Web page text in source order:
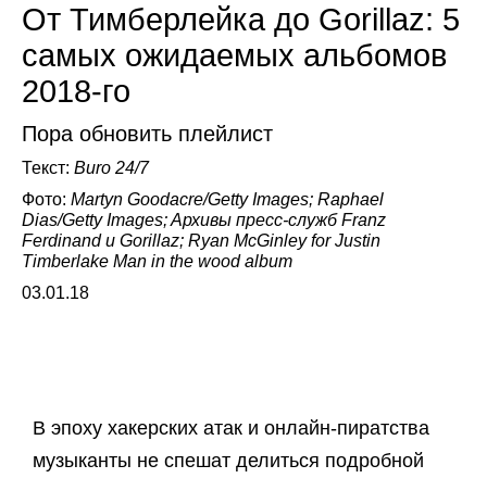
От Тимберлейка до Gorillaz: 5
самых ожидаемых альбомов
2018-го
Пора обновить плейлист
Текст: Buro 24/7
Фото: Martyn Goodacre/Getty Images; Raphael
Dias/Getty Images; Aрхивы пресс-служб Franz
Ferdinand и Gorillaz; Ryan McGinley for Justin
Timberlake Man in the wood album
03.01.18
В эпоху хакерских атак и онлайн-пиратства
музыканты не спешат делиться подробной